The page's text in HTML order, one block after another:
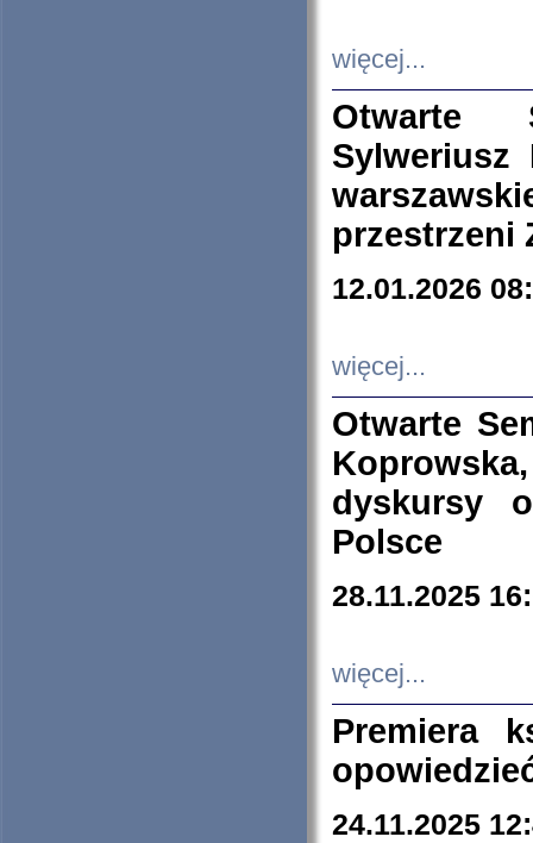
więcej...
Otwarte
Sylweriusz
przestrzeni
12.01.2026
więcej...
Otwarte
dyskursy
Polsce
28.11.2025
więcej...
Premiera
24.11.2025